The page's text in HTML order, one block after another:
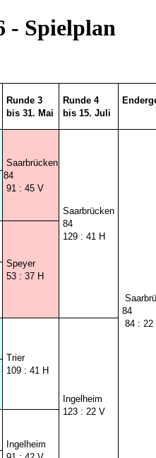
- Spielplan
Runde 3
bis 31. Mai
Runde 4
bis 15. Juli
Saarbrücken
84
91 : 45 V
Saarbrücken
84
129 : 41 H
84
84 : 22
Speyer
53 : 37 H
Trier
109 : 41 H
Ingelheim
123 : 22 V
Ingelheim